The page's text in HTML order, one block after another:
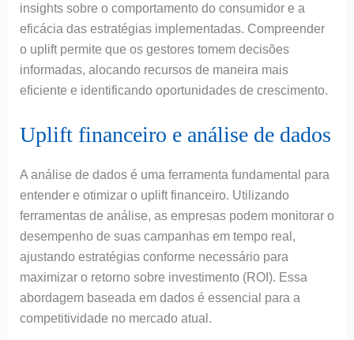
insights sobre o comportamento do consumidor e a
eficácia das estratégias implementadas. Compreender
o uplift permite que os gestores tomem decisões
informadas, alocando recursos de maneira mais
eficiente e identificando oportunidades de crescimento.
Uplift financeiro e análise de dados
A análise de dados é uma ferramenta fundamental para
entender e otimizar o uplift financeiro. Utilizando
ferramentas de análise, as empresas podem monitorar o
desempenho de suas campanhas em tempo real,
ajustando estratégias conforme necessário para
maximizar o retorno sobre investimento (ROI). Essa
abordagem baseada em dados é essencial para a
competitividade no mercado atual.